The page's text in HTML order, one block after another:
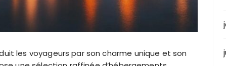
les voyageurs par son charme unique et son